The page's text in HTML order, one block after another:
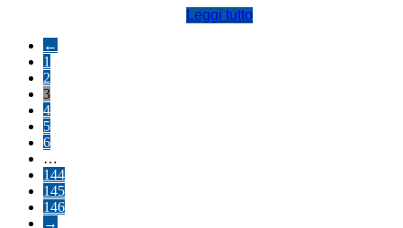
Leggi tutto
←
1
2
3
4
5
6
…
144
145
146
→